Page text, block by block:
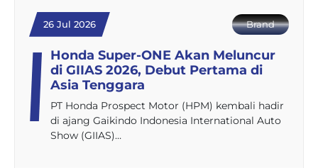
26 Jul 2026 Brand
Honda Super-ONE Akan Meluncur
di GIIAS 2026, Debut Pertama di
Asia Tenggara
PT Honda Prospect Motor (HPM) kembali hadir
di ajang Gaikindo Indonesia International Auto
Show (GIIAS)…